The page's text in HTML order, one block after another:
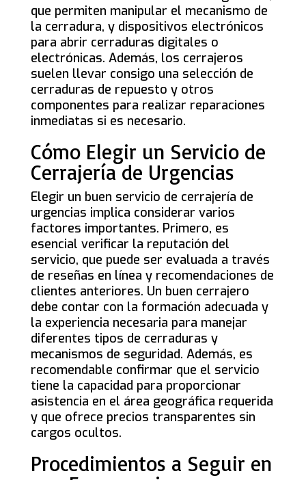
que permiten manipular el mecanismo de
la cerradura, y dispositivos electrónicos
para abrir cerraduras digitales o
electrónicas. Además, los cerrajeros
suelen llevar consigo una selección de
cerraduras de repuesto y otros
componentes para realizar reparaciones
inmediatas si es necesario.
Cómo Elegir un Servicio de
Cerrajería de Urgencias
Elegir un buen servicio de cerrajería de
urgencias implica considerar varios
factores importantes. Primero, es
esencial verificar la reputación del
servicio, que puede ser evaluada a través
de reseñas en línea y recomendaciones de
clientes anteriores. Un buen cerrajero
debe contar con la formación adecuada y
la experiencia necesaria para manejar
diferentes tipos de cerraduras y
mecanismos de seguridad. Además, es
recomendable confirmar que el servicio
tiene la capacidad para proporcionar
asistencia en el área geográfica requerida
y que ofrece precios transparentes sin
cargos ocultos.
Procedimientos a Seguir en